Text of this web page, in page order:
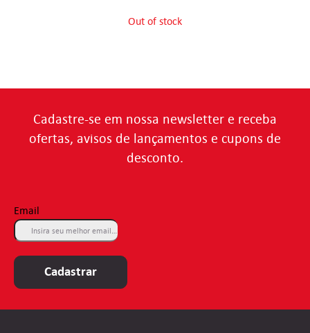
Out of stock
Cadastre-se em nossa newsletter e receba
ofertas, avisos de lançamentos e cupons de
desconto.
Email
Cadastrar